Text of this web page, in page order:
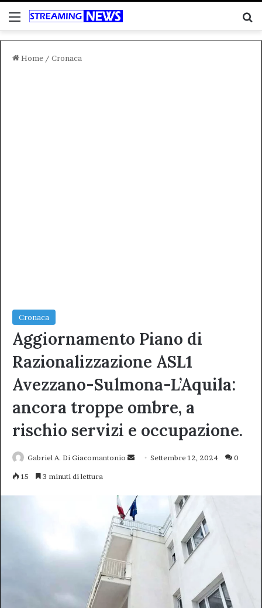
Menu
Home / Cronaca
Cronaca
Aggiornamento Piano di
Razionalizzazione ASL1
Avezzano-Sulmona-L’Aquila:
ancora troppe ombre, a
rischio servizi e occupazione.
Gabriel A. Di Giacomantonio
InviaSettembre 12, 2024 0
15 3 minuti di lettura